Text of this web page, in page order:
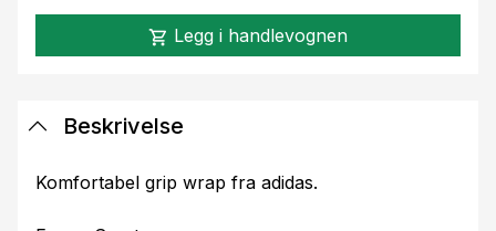
shopping_cart Legg i handlevognen
Beskrivelse
Komfortabel grip wrap fra adidas.